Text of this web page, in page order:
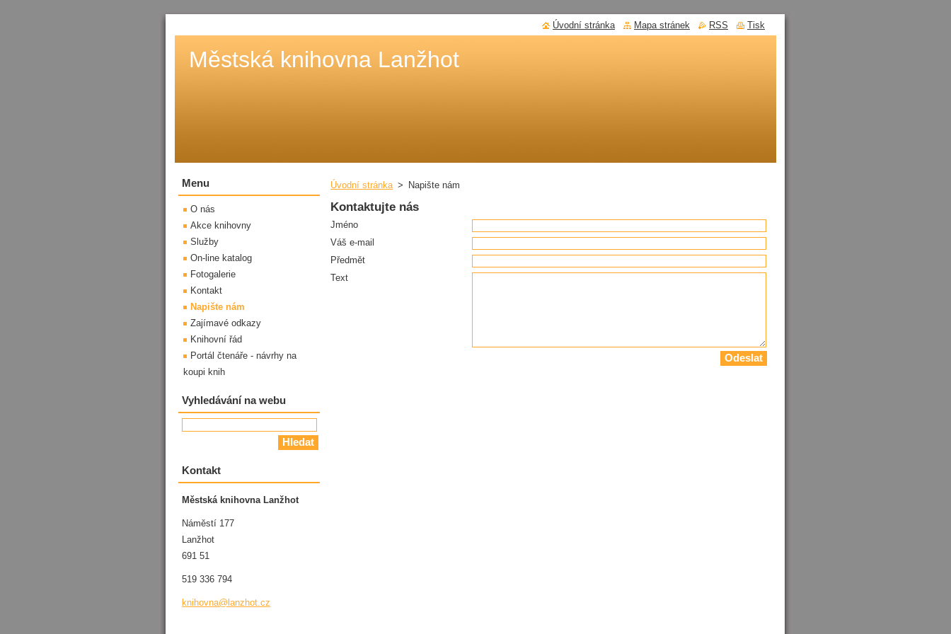
Městská knihovna Lanžhot
Úvodní stránka > Napište nám
Kontaktujte nás
Jméno
Váš e-mail
Předmět
Text
Menu
O nás
Akce knihovny
Služby
On-line katalog
Fotogalerie
Kontakt
Napište nám
Zajímavé odkazy
Knihovní řád
Portál čtenáře - návrhy na
koupi knih
Vyhledávání na webu
Kontakt
Městská knihovna Lanžhot
Náměstí 177
Lanžhot
691 51
519 336 794
knihovna@lanzhot.cz
Úvodní stránka Mapa stránek RSS Tisk